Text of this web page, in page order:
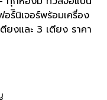
ร์ินิเจอร์พร้อมเครื่อง
ยงและ 3 เตียง ราคา